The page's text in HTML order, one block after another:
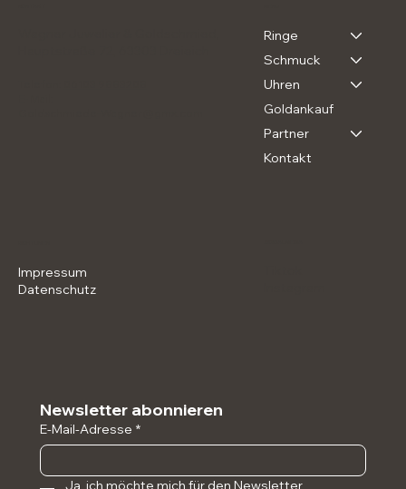
Ringe
Schmuck
Uhren
Goldankauf
Partner
Kontakt
Impressum
Datenschutz
Newsletter abonnieren
E-Mail-Adresse *
Ja, ich möchte mich für den Newsletter